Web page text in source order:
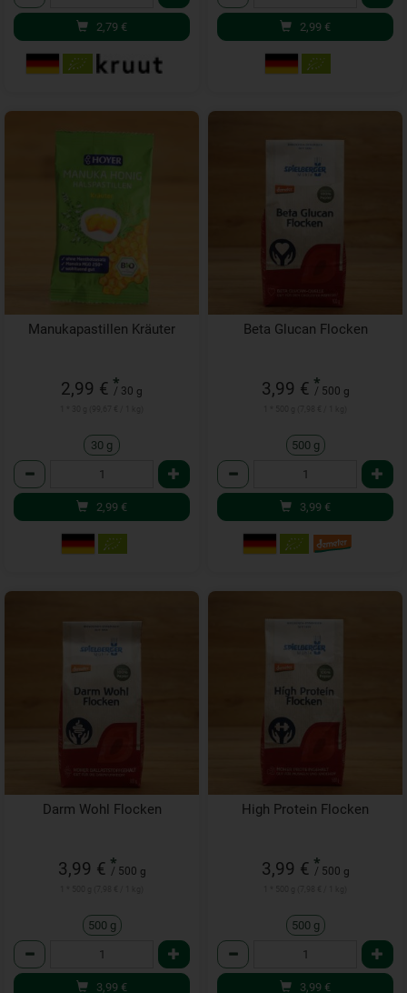
2,79 € 2,99 €
Manukapastillen Kräuter
2,99 € *
/ 30 g
30 g
Anzahl
2,99 €
Beta Glucan Flocken
3,99 € *
/ 500 g
500 g
Anzahl
3,99 €
Darm Wohl Flocken
3,99 € *
/ 500 g
500 g
Anzahl
3,99 €
High Protein Flocken
3,99 € *
/ 500 g
500 g
Anzahl
3,99 €